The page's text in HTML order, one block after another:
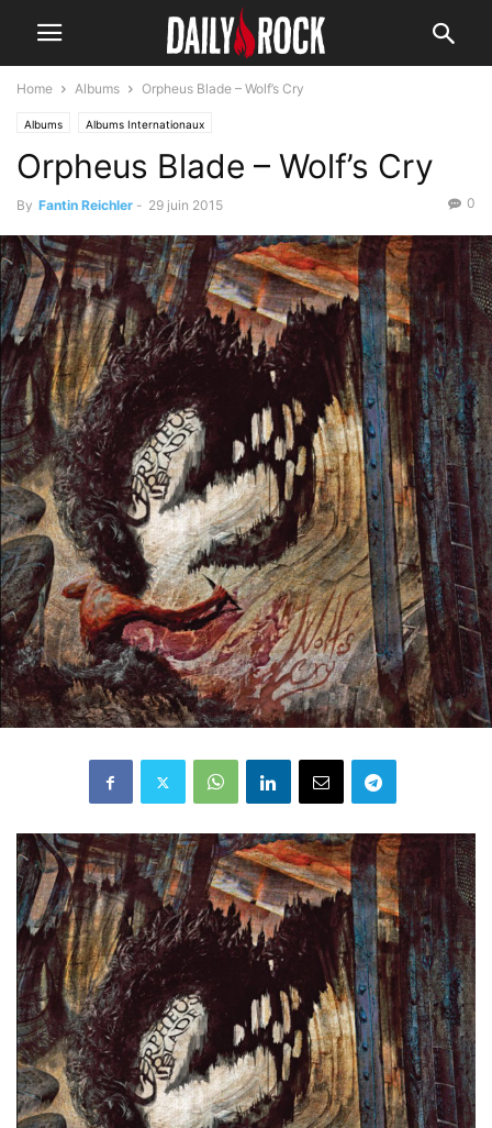
Home Albums Orpheus Blade – Wolf’s Cry
Albums Albums Internationaux
Orpheus Blade – Wolf’s Cry
By Fantin Reichler - 29 juin 2015 0